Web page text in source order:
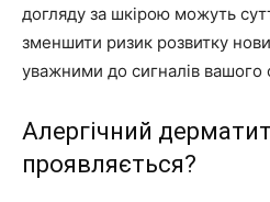
догляду за шкірою можуть
зменшити ризик розвитку
уважними до сигналів вашого
Алергічний
проявляється?